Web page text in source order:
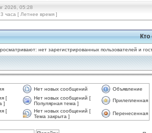
2026, 05:28
часа [ Летнее время ]
Кто
нет зарегистрированных пользователей и
Нет новых сообщений
Объявление
[
]
Нет новых сообщений [
Популярная тема ]
Прилепленная
[
Нет новых сообщений [
Тема закрыта ]
Перенесенная